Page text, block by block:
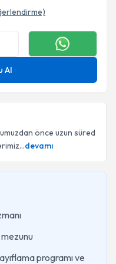
Al
önce uzun süred
devamı
mezunu
programı ve